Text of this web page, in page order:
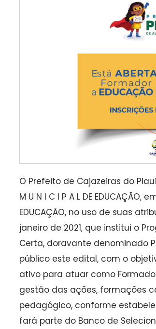
O Prefeito de Cajazeiras do
M U N I C I P A L DE EDUCAÇÃO,
EDUCAÇÃO, no uso de suas
janeiro de 2021, que institui o
Certa, doravante denominado
público este edital, com o
ativo para atuar como
gestão das ações, formações
pedagógico, conforme
fará parte do Banco de